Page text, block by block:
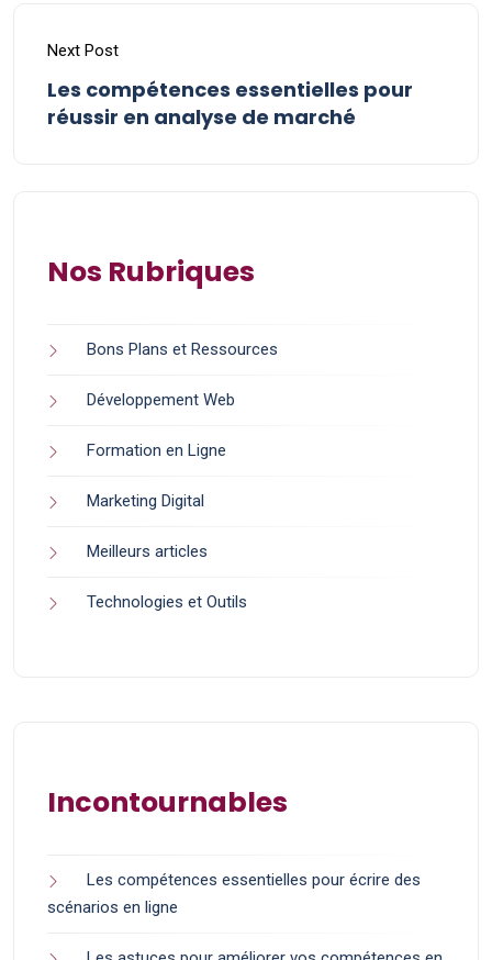
Next Post
Les compétences essentielles pour
réussir en analyse de marché
Nos Rubriques
Bons Plans et Ressources
Développement Web
Formation en Ligne
Marketing Digital
Meilleurs articles
Technologies et Outils
Incontournables
Les compétences essentielles pour écrire des
scénarios en ligne